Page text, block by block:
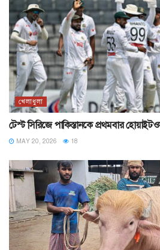
খেলাধুলা
টেস্ট সিরিজে পাকিস্তানকে প্রথমবার
MAY 20, 2026 18